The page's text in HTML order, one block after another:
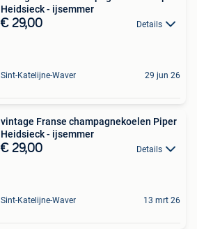
Heidsieck - ijsemmer
€ 29,00 Details
Sint-Katelijne-Waver 29 jun 26
vintage Franse champagnekoelen Piper
Heidsieck - ijsemmer
€ 29,00 Details
Sint-Katelijne-Waver 13 mrt 26